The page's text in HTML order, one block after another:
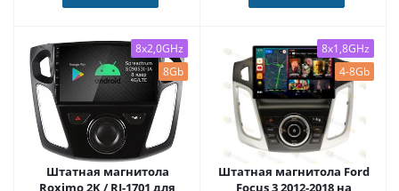
8x2,0GHz
8Gb
Штатная магнитола
Roximo 2K / RI-1701 для
8x1,8GHz
4-8Gb
Штатная магнитола Ford
Focus 3 2012-2018 на